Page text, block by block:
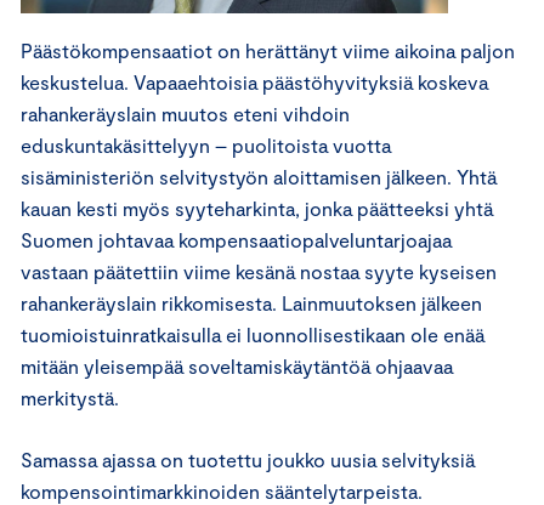
Päästökompensaatiot on herättänyt viime aikoina paljon
keskustelua. Vapaaehtoisia päästöhyvityksiä koskeva
rahankeräyslain muutos eteni vihdoin
eduskuntakäsittelyyn – puolitoista vuotta
sisäministeriön selvitystyön aloittamisen jälkeen. Yhtä
kauan kesti myös syyteharkinta, jonka päätteeksi yhtä
Suomen johtavaa kompensaatiopalveluntarjoajaa
vastaan päätettiin viime kesänä nostaa syyte kyseisen
rahankeräyslain rikkomisesta. Lainmuutoksen jälkeen
tuomioistuinratkaisulla ei luonnollisestikaan ole enää
mitään yleisempää soveltamiskäytäntöä ohjaavaa
merkitystä.
Samassa ajassa on tuotettu joukko uusia selvityksiä
kompensointimarkkinoiden sääntelytarpeista.